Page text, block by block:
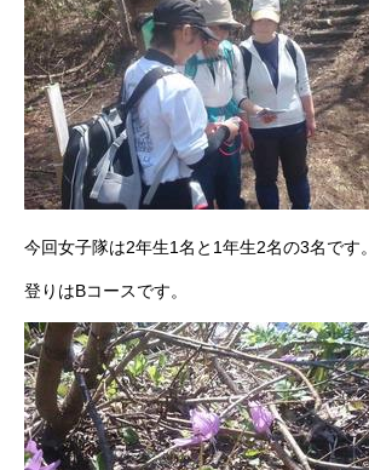
今回女子隊は2年生1名と1年生2名の3名です。
登りはBコースです。